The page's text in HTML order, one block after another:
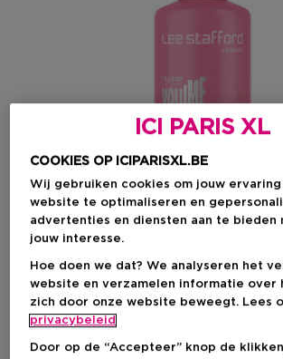
ICI PARIS XL
COOKIES OP ICIPARISXL.BE
Wij gebruiken cookies om jouw
website te optimaliseren en
advertenties en diensten aan te bieden
jouw interesse.
Hoe doen we dat? We analyseren het
website en verzamelen informatie over
zich door onze website beweegt. Lees
privacybeleid
Door op de “Accepteer” knop de